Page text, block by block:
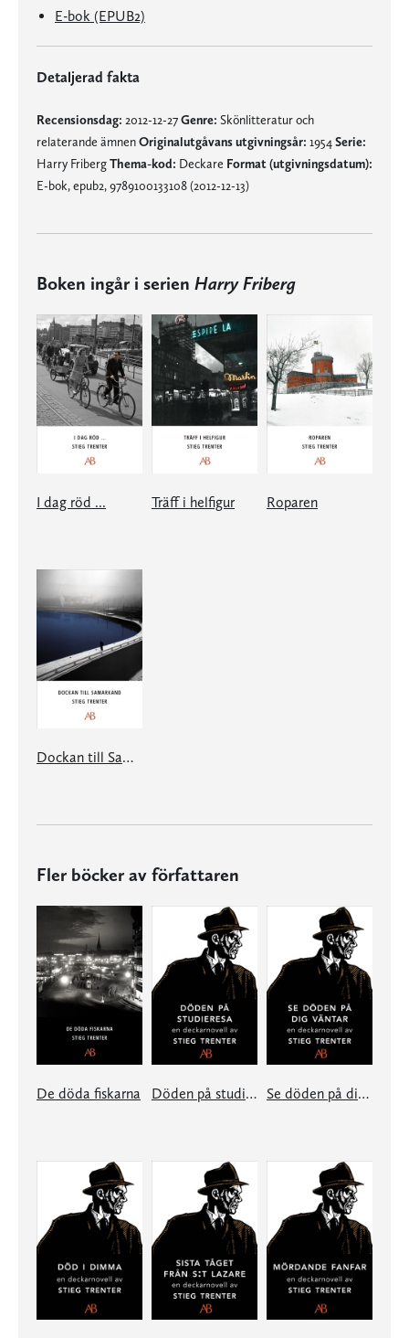
E-bok (EPUB2)
Detaljerad fakta
Recensionsdag: 2012-12-27Genre: Skönlitteratur och
relaterande ämnenOriginalutgåvans utgivningsår: 1954 Serie:
Harry FribergThema-kod: Deckare Format (utgivningsdatum):
E-bok, epub2, 9789100133108 (2012-12-13)
Boken ingår i serien Harry Friberg
I dag röd ... Träff i helfigur Roparen
Dockan till Samarkand
Fler böcker av författaren
De döda fiskarna Döden på studieresa Se döden på dig väntar